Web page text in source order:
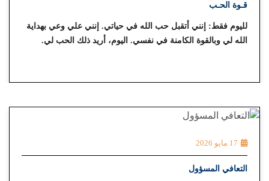
قـوة الحـب
لليوم فقط: إنني أتقبل حب الله في حياتي. إنني علي وعي بهداية
الله لي وبالقوة الكامنة في نفسي. اليوم، أريد ذلك الحب لي.
17 مايو 2026
التعافي المسؤول